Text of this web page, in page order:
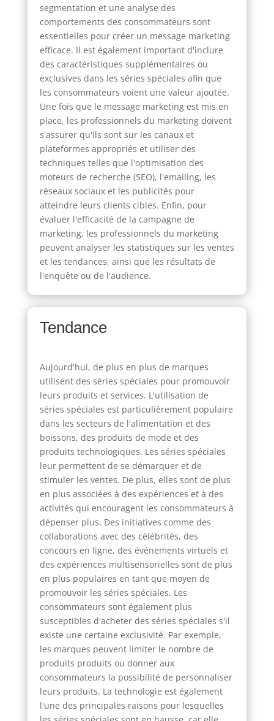
segmentation et une analyse des
comportements des consommateurs sont
essentielles pour créer un message marketing
efficace. Il est également important d'inclure
des caractéristiques supplémentaires ou
exclusives dans les séries spéciales afin que
les consommateurs voient une valeur ajoutée.
Une fois que le message marketing est mis en
place, les professionnels du marketing doivent
s'assurer qu'ils sont sur les canaux et
plateformes appropriés et utiliser des
techniques telles que l'optimisation des
moteurs de recherche (SEO), l'emailing, les
réseaux sociaux et les publicités pour
atteindre leurs clients cibles. Enfin, pour
évaluer l'efficacité de la campagne de
marketing, les professionnels du marketing
peuvent analyser les statistiques sur les ventes
et les tendances, ainsi que les résultats de
l'enquête ou de l'audience.
Tendance
Aujourd'hui, de plus en plus de marques
utilisent des séries spéciales pour promouvoir
leurs produits et services. L'utilisation de
séries spéciales est particulièrement populaire
dans les secteurs de l'alimentation et des
boissons, des produits de mode et des
produits technologiques. Les séries spéciales
leur permettent de se démarquer et de
stimuler les ventes. De plus, elles sont de plus
en plus associées à des expériences et à des
activités qui encouragent les consommateurs à
dépenser plus. Des initiatives comme des
collaborations avec des célébrités, des
concours en ligne, des événements virtuels et
des expériences multisensorielles sont de plus
en plus populaires en tant que moyen de
promouvoir les séries spéciales. Les
consommateurs sont également plus
susceptibles d'acheter des séries spéciales s'il
existe une certaine exclusivité. Par exemple,
les marques peuvent limiter le nombre de
produits produits ou donner aux
consommateurs la possibilité de personnaliser
leurs produits. La technologie est également
l'une des principales raisons pour lesquelles